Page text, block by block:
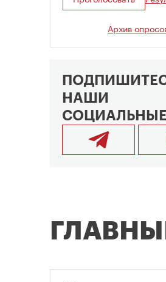
Архив
НАШИ
СОЦИАЛЬНЫЕ